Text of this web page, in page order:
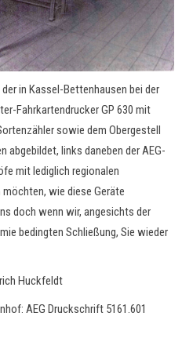
in Kassel-Bettenhausen bei der
Fahrkartendrucker GP 630 mit
sowie dem Obergestell
abgebildet, links daneben der AEG-
mit lediglich regionalen
wie diese Geräte
doch wenn wir, angesichts der
bedingten Schließung, Sie wieder
Huckfeldt
AEG Druckschrift 5161.601